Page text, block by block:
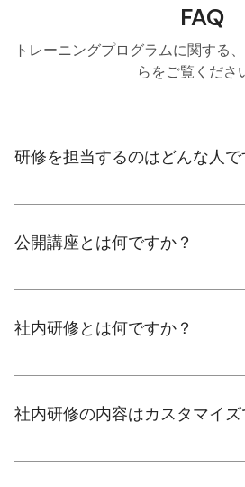
FAQ
トレーニングプログラムに関する
らをご覧くださ
研修を担当するのはどんな人で
公開講座とは何ですか？
社内研修とは何ですか？
社内研修の内容はカスタマイズ